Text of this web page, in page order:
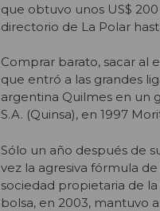
que obtuvo unos US$
directorio de La Polar
Comprar barato, sacar al
que entró a las grandes
argentina Quilmes en un
S.A. (Quinsa), en 1997
Sólo un año después de
vez la agresiva fórmula
sociedad propietaria de
bolsa, en 2003, mantuvo